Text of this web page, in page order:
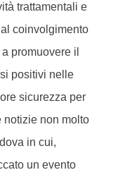
trattamentali e
coinvolgimento
promuovere il
positivi nelle
sicurezza per
notizie non molto
in cui,
un evento